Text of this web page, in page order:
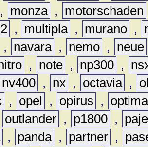
, monza , motorschaden
, multipla , murano ,
, navara , nemo , neue
, note , np300 ,
nv400 , nx , octavia ,
, opel , opirus ,
optima
outlander , p1800 ,
, panda , partner ,